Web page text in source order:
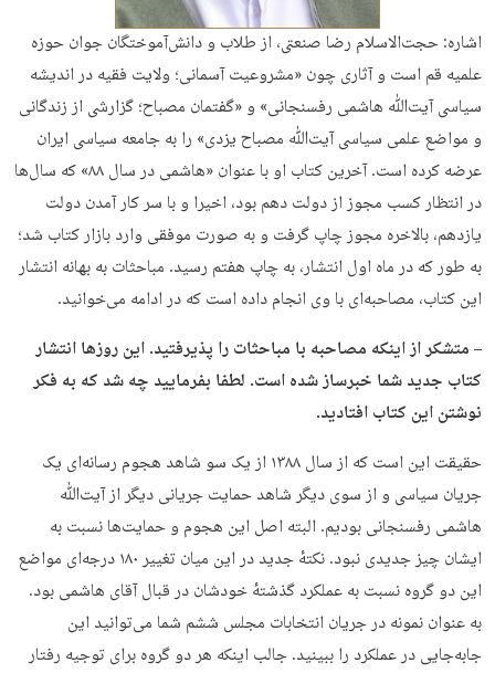
اشاره: حجت‌الاسلام رضا صنعتی، از طلاب و دانش‌آموختگان جوان حوزه
علمیه قم است و آثاری چون «مشروعیت آسمانی؛ ولایت فقیه در اندیشه
سیاسی آیت‌ﷲ هاشمی رفسنجانی» و «گفتمان مصباح؛ گزارشی از زندگانی
و مواضع علمی سیاسی آیت‌ﷲ مصباح یزدی» را به جامعه سیاسی ایران
عرضه کرده است. آخرین کتاب او با عنوان «هاشمی در سال ۸۸» که سال‌ها
در انتظار کسب مجوز از دولت دهم بود، اخیرا و با سر کار آمدن دولت
یازدهم، بالاخره مجوز چاپ گرفت و به صورت موفقی وارد بازار کتاب شد؛
به طور که در ماه اول انتشار، به چاپ هفتم رسید. مباحثات به بهانه انتشار
این کتاب، مصاحبه‌ای با وی انجام داده است که در ادامه می‌خوانید.
– متشکر از اینکه مصاحبه با مباحثات را پذیرفتید. این روزها انتشار
کتاب جدید شما خبرساز شده است. لطفا بفرمایید چه شد که به فکر
نوشتن این کتاب افتادید.
حقیقت این است که از سال ۱۳۸۸ از یک سو شاهد هجوم رسانه‌ای یک
جریان سیاسی و از سوی دیگر شاهد حمایت جریانی دیگر از آیت‌ﷲ
هاشمی رفسنجانی بودیم. البته اصل این هجوم و حمایت‌ها نسبت به
ایشان چیز جدیدی نبود. نکتهٔ جدید در این میان تغییر ۱۸۰ درجه‌ای مواضع
این دو گروه نسبت به عملکرد گذشتهٔ خودشان در قبال آقای هاشمی بود.
به عنوان نمونه در جریان انتخابات مجلس ششم شما می‌توانید این
جابه‌جایی در عملکرد را ببینید. جالب اینکه هر دو گروه برای توجیه رفتار